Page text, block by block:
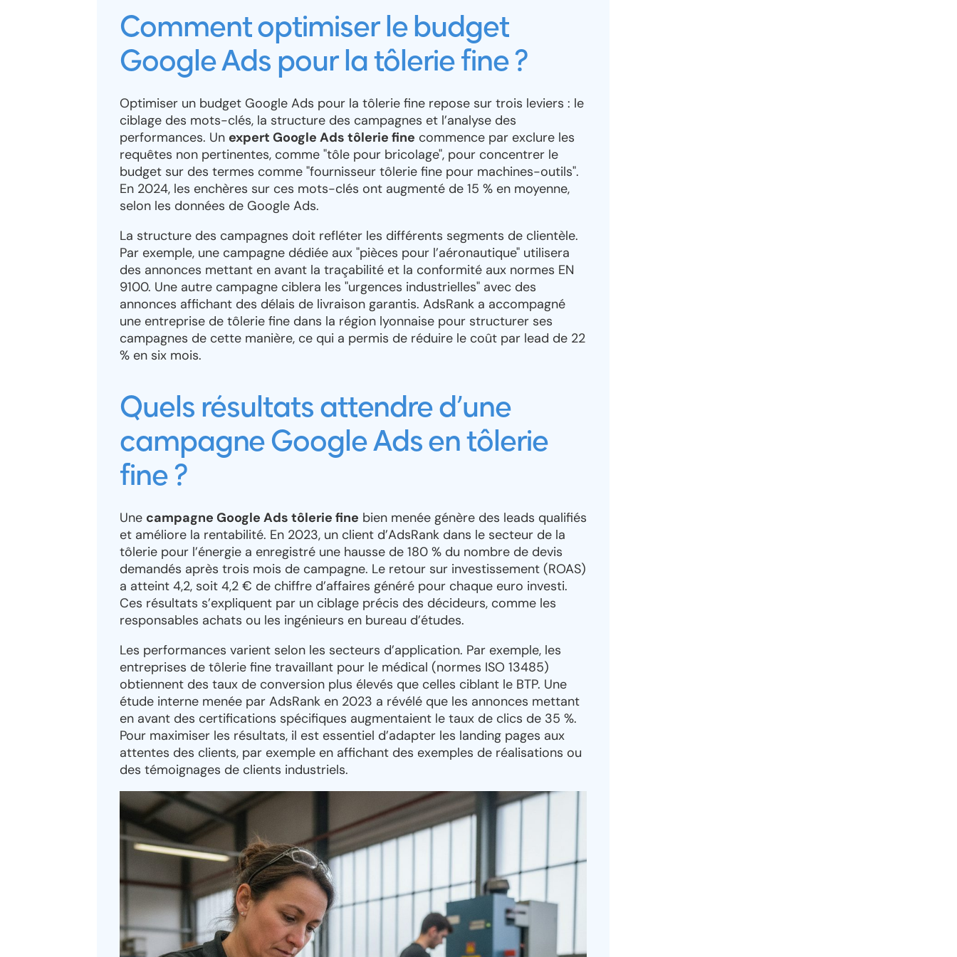
Comment optimiser le budget
Google Ads pour la tôlerie fine ?
Optimiser un budget Google Ads pour la tôlerie fine repose sur trois leviers : le
ciblage des mots-clés, la structure des campagnes et l’analyse des
performances. Un expert Google Ads tôlerie fine commence par exclure les
requêtes non pertinentes, comme "tôle pour bricolage", pour concentrer le
budget sur des termes comme "fournisseur tôlerie fine pour machines-outils".
En 2024, les enchères sur ces mots-clés ont augmenté de 15 % en moyenne,
selon les données de Google Ads.
La structure des campagnes doit refléter les différents segments de clientèle.
Par exemple, une campagne dédiée aux "pièces pour l’aéronautique" utilisera
des annonces mettant en avant la traçabilité et la conformité aux normes EN
9100. Une autre campagne ciblera les "urgences industrielles" avec des
annonces affichant des délais de livraison garantis. AdsRank a accompagné
une entreprise de tôlerie fine dans la région lyonnaise pour structurer ses
campagnes de cette manière, ce qui a permis de réduire le coût par lead de 22
% en six mois.
Quels résultats attendre d’une
campagne Google Ads en tôlerie
fine ?
Une campagne Google Ads tôlerie fine bien menée génère des leads qualifiés
et améliore la rentabilité. En 2023, un client d’AdsRank dans le secteur de la
tôlerie pour l’énergie a enregistré une hausse de 180 % du nombre de devis
demandés après trois mois de campagne. Le retour sur investissement (ROAS)
a atteint 4,2, soit 4,2 € de chiffre d’affaires généré pour chaque euro investi.
Ces résultats s’expliquent par un ciblage précis des décideurs, comme les
responsables achats ou les ingénieurs en bureau d’études.
Les performances varient selon les secteurs d’application. Par exemple, les
entreprises de tôlerie fine travaillant pour le médical (normes ISO 13485)
obtiennent des taux de conversion plus élevés que celles ciblant le BTP. Une
étude interne menée par AdsRank en 2023 a révélé que les annonces mettant
en avant des certifications spécifiques augmentaient le taux de clics de 35 %.
Pour maximiser les résultats, il est essentiel d’adapter les landing pages aux
attentes des clients, par exemple en affichant des exemples de réalisations ou
des témoignages de clients industriels.